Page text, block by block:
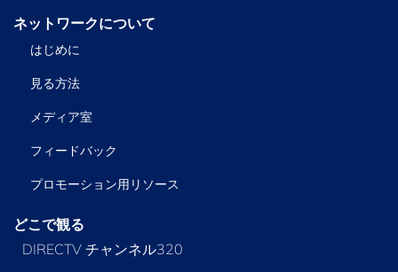
ネットワークについて
はじめに
見る方法
メディア室
フィードバック
プロモーション用リソース
どこで観る
DIRECTV チャンネル320